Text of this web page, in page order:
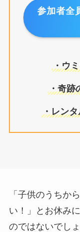
参加者全
・ウ
・奇跡
・レン
「子供のうちか
い！」とお休み
のではないでしょ